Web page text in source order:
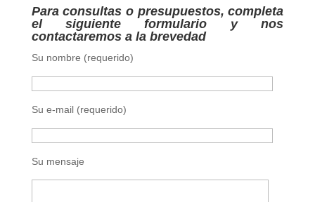
Para consultas o presupuestos, completa
el siguiente formulario y nos
contactaremos a la brevedad
Su nombre (requerido)
Su e-mail (requerido)
Su mensaje